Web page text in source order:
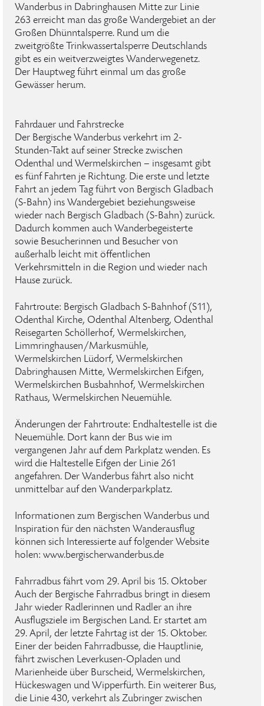
Wanderbus in Dabringhausen Mitte zur Linie
263 erreicht man das große Wandergebiet an der
Großen Dhünntalsperre. Rund um die
zweitgrößte Trinkwassertalsperre Deutschlands
gibt es ein weitverzweigtes Wanderwegenetz.
Der Hauptweg führt einmal um das große
Gewässer herum.
Fahrdauer und Fahrstrecke
Der Bergische Wanderbus verkehrt im 2-
Stunden-Takt auf seiner Strecke zwischen
Odenthal und Wermelskirchen – insgesamt gibt
es fünf Fahrten je Richtung. Die erste und letzte
Fahrt an jedem Tag führt von Bergisch Gladbach
(S-Bahn) ins Wandergebiet beziehungsweise
wieder nach Bergisch Gladbach (S-Bahn) zurück.
Dadurch kommen auch Wanderbegeisterte
sowie Besucherinnen und Besucher von
außerhalb leicht mit öffentlichen
Verkehrsmitteln in die Region und wieder nach
Hause zurück.
Fahrtroute: Bergisch Gladbach S-Bahnhof (S11),
Odenthal Kirche, Odenthal Altenberg, Odenthal
Reisegarten Schöllerhof, Wermelskirchen,
Limmringhausen/Markusmühle,
Wermelskirchen Lüdorf, Wermelskirchen
Dabringhausen Mitte, Wermelskirchen Eifgen,
Wermelskirchen Busbahnhof, Wermelskirchen
Rathaus, Wermelskirchen Neuemühle.
Änderungen der Fahrtroute: Endhaltestelle ist die
Neuemühle. Dort kann der Bus wie im
vergangenen Jahr auf dem Parkplatz wenden. Es
wird die Haltestelle Eifgen der Linie 261
angefahren. Der Wanderbus fährt also nicht
unmittelbar auf den Wanderparkplatz.
Informationen zum Bergischen Wanderbus und
Inspiration für den nächsten Wanderausflug
können sich Interessierte auf folgender Website
holen: www.bergischerwanderbus.de
Fahrradbus fährt vom 29. April bis 15. Oktober
Auch der Bergische Fahrradbus bringt in diesem
Jahr wieder Radlerinnen und Radler an ihre
Ausflugsziele im Bergischen Land. Er startet am
29. April, der letzte Fahrtag ist der 15. Oktober.
Einer der beiden Fahrradbusse, die Hauptlinie,
fährt zwischen Leverkusen-Opladen und
Marienheide über Burscheid, Wermelskirchen,
Hückeswagen und Wipperfürth. Ein weiterer Bus,
die Linie 430, verkehrt als Zubringer zwischen